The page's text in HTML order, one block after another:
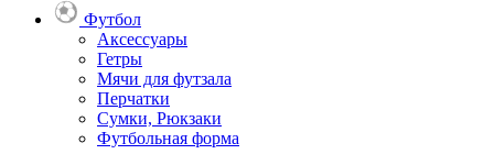
Футбол
Аксессуары
Гетры
Мячи для футзала
Перчатки
Сумки, Рюкзаки
Футбольная форма